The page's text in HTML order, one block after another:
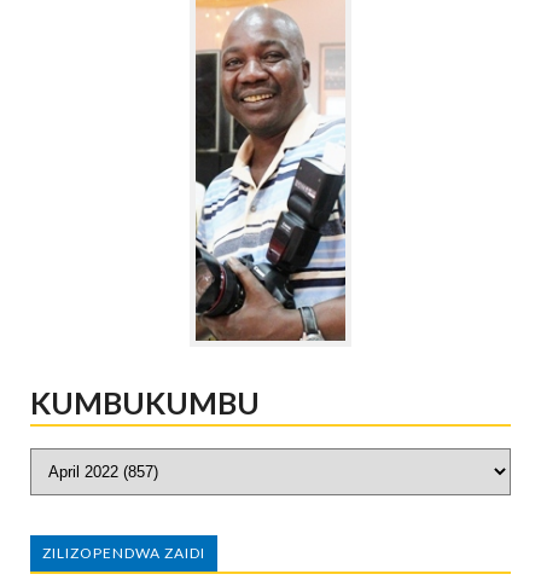
KUMBUKUMBU
ZILIZOPENDWA ZAIDI